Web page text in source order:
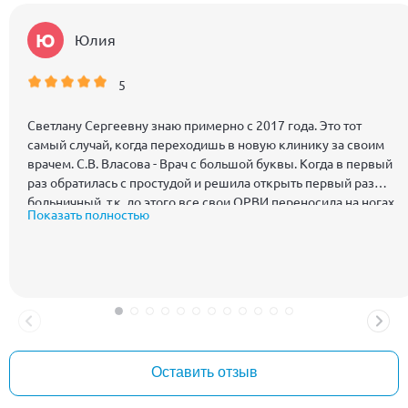
Ю Юлия
5
Светлану Сергеевну знаю примерно с 2017 года. Это тот
самый случай, когда переходишь в новую клинику за своим
врачем. С.В. Власова - Врач с большой буквы. Когда в первый
раз обратилась с простудой и решила открыть первый раз
больничный, т.к. до этого все свои ОРВИ переносила на ногах
и уже стали появляться осложнения, именно Светлана
Обладая профессиональной настойчивостью и при этом
мягкостью, доброжелательностью и заинтересованностью в
своих пациентах, располагает к себе и грамотно
сопровождает в лечении. Благодаря чему складываются
долгие доверительные отношения. Ее профессионализм в
Показать полностью
Оставить отзыв